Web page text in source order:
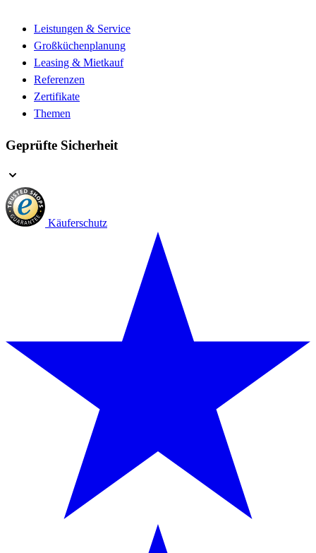
Leistungen & Service
Großküchenplanung
Leasing & Mietkauf
Referenzen
Zertifikate
Themen
Geprüfte Sicherheit
Käuferschutz